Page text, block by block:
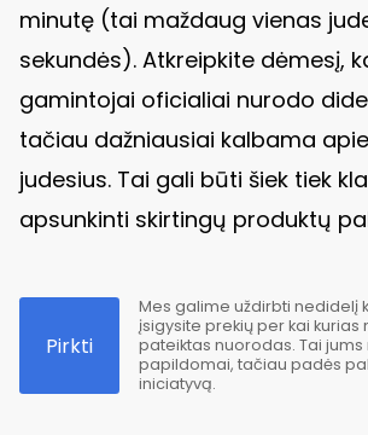
minutę (tai maždaug vienas
sekundės). Atkreipkite dėmesį,
gamintojai oficialiai nurodo
tačiau dažniausiai kalbama
judesius. Tai gali būti šiek tiek
apsunkinti skirtingų produktų
Pirkti
Mes galime uždirbti nedidelį
įsigysite prekių per kai kurias
pateiktas nuorodas. Tai jums
papildomai, tačiau padės
iniciatyvą.